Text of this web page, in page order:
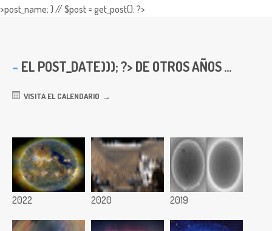
>post_name; } // $post = get_post(); ?>
EL POST_DATE))); ?> DE OTROS AÑOS ...
VISITA EL CALENDARIO
2022 2020 2019